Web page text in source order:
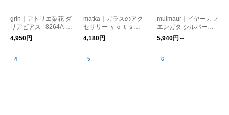
grin｜アトリエ染花 ダ
リアピアス | 8264A-0
13
4,950円
matka｜ガラスのアク
セサリー ｙｏｔｓｕ
（ヨツ）【ピアス・イ
ヤリング】【プレゼン
4,180円
muimaur｜イヤーカフ
エンガタ シルバー
［ギフト/贈り物］
5,940円～